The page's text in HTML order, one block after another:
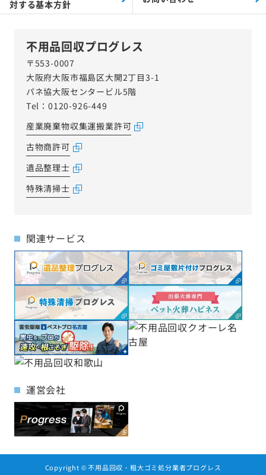
不用品回収プログレス
〒553-0007
大阪府大阪市福島区大開2丁目3-1
パネ協大阪センタービル5階
Tel：0120-926-449
産業廃棄物収集運搬業許可
古物商許可
遺品整理士
特殊清掃士
対する基本方針
関連サービス
運営会社
Copyright ©不用品回収・粗大ゴミ処分業者プログレス